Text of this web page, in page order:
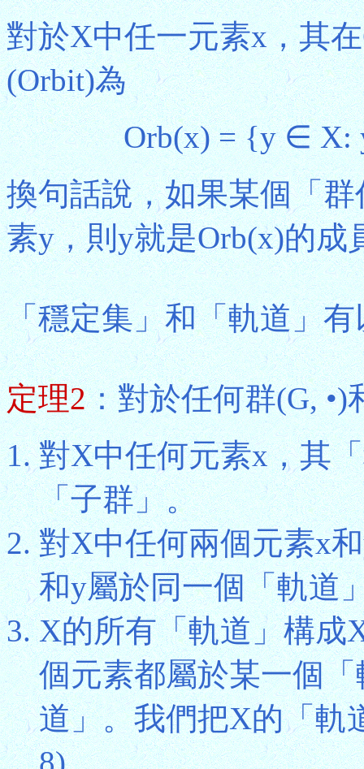
對於X中任一元素x，其
(Orbit)為
Orb(x) = {y ∈ X:
換句話說，如果某個「
素y，則y就是Orb(x)的成
「穩定集」和「軌道」
定理2：對於任何群(G,
對X中任何元素x，其
「子群」。
對X中任何兩個元素x
和y屬於同一個「軌道
X的所有「軌道」構成
個元素都屬於某一個
道」。我們把X的「軌